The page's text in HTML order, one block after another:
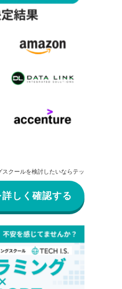
クールを検討したいならテッ
しく確認する